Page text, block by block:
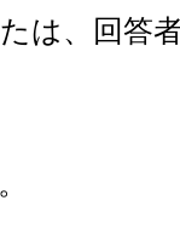
は、回答